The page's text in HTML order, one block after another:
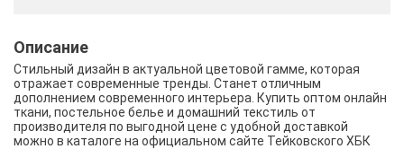
Описание
Стильный дизайн в актуальной цветовой гамме, которая
отражает современные тренды. Станет отличным
дополнением современного интерьера. Купить оптом онлайн
ткани, постельное белье и домашний текстиль от
производителя по выгодной цене с удобной доставкой
можно в каталоге на официальном сайте Тейковского ХБК